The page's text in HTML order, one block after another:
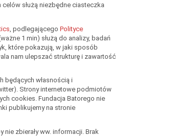
służą niezbędne ciasteczka
, podlegającego Polityce
1 min) służą do analizy, badań
które pokazują, w jaki sposób
nam ulepszać strukturę i zawartość
będących własnością i
Strony internetowe podmiotów
cookies. Fundacja Batorego nie
publikujemy na stronie
zbierały ww. informacji. Brak